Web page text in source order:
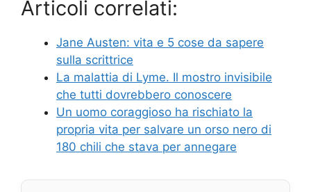
Articoli correlati:
Jane Austen: vita e 5 cose da sapere
sulla scrittrice
La malattia di Lyme. Il mostro invisibile
che tutti dovrebbero conoscere
Un uomo coraggioso ha rischiato la
propria vita per salvare un orso nero di
180 chili che stava per annegare